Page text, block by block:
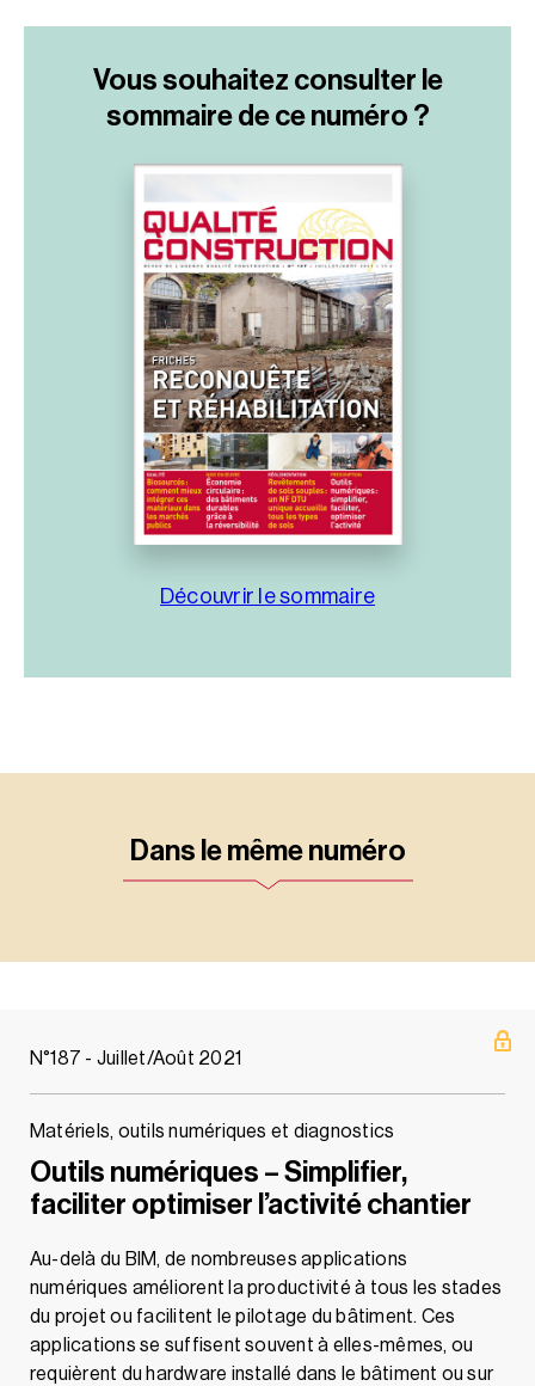
Vous souhaitez consulter le
sommairede ce numéro ?
Découvrir le sommaire
Dans le même numéro
N°187 - Juillet/Août 2021
Matériels, outils numériques et diagnostics
Outils numériques – Simplifier,
faciliter optimiser l’activité chantier
Au-delà du BIM, de nombreuses applications
numériques améliorent la productivité à tous les stades
du projet ou facilitent le pilotage du bâtiment. Ces
applications se suffisent souvent à elles-mêmes, ou
requièrent du hardware installé dans le bâtiment ou sur